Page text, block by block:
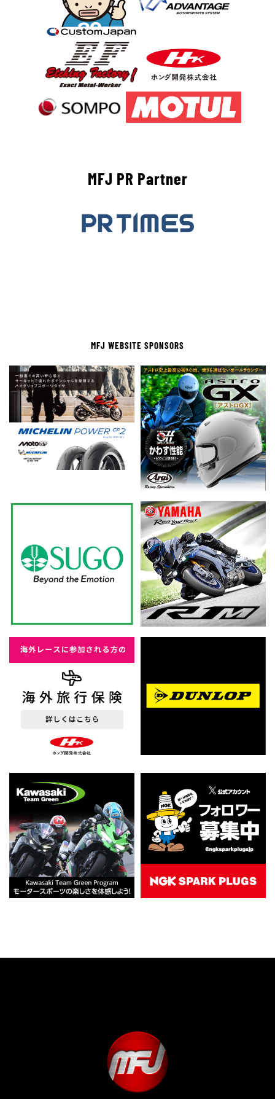
MFJ PR Partner
MFJ WEBSITE SPONSORS